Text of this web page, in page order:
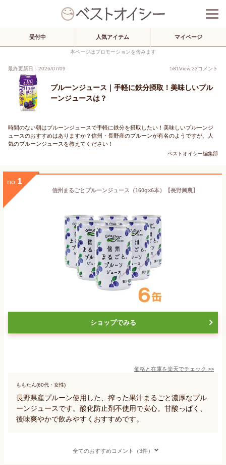
受付中 人気アイテム マイページ
本ページはプロモーションを含みます
最終更新日：2026/07/09 581View 23コメント
プルーンジュース｜手軽に鉄分摂取！美味しいプル
ーンジュースは？
時間のない朝はプルーンジュースで手軽に鉄分を摂取したい！美味しいプルーンジ
ュースのおすすめはありますか？信州・長野産のプルーンが有名のようですが、人
気のプルーンジュースを教えてください！
ベストオイシー編集部
no. 1
信州まるごとプルーンジュース（160g×6本）【長野興農】
ショップでみる
価格と在庫を楽天でチェック >>
ももたん(60代・女性)
長野県産プルーン使用した、搾った果汁まるごと濃厚なプル
ーンジュースです。酸化防止剤不使用で安心。甘酸っぱく、
後味爽やかで飲みやすくおすすめです。
全てのおすすめコメント（3件）